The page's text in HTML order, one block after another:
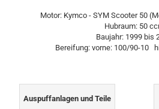
Motor: Kymco - SYM Scooter 50
Hubraum: 50
Baujahr: 1999 bis
Bereifung: vorne: 100/90-10
Auspuffanlagen und Teile